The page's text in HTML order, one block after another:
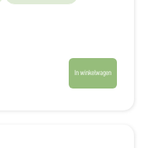
In winkelwagen